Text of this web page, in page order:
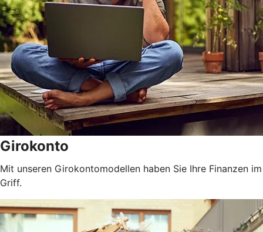
Girokonto
Mit unseren Girokontomodellen haben Sie Ihre Finanzen im
Griff.